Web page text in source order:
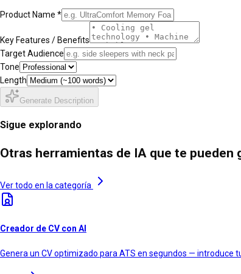
Product Name *
Key Features / Benefits
Target Audience
Tone
Length
Generate Description
Sigue explorando
Otras herramientas de IA que te pueden
Ver todo en la categoría
Creador de CV con AI
Genera un CV optimizado para ATS en segundos — introduce